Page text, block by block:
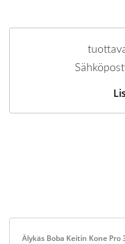
Älykäs Boba Keitin Kone